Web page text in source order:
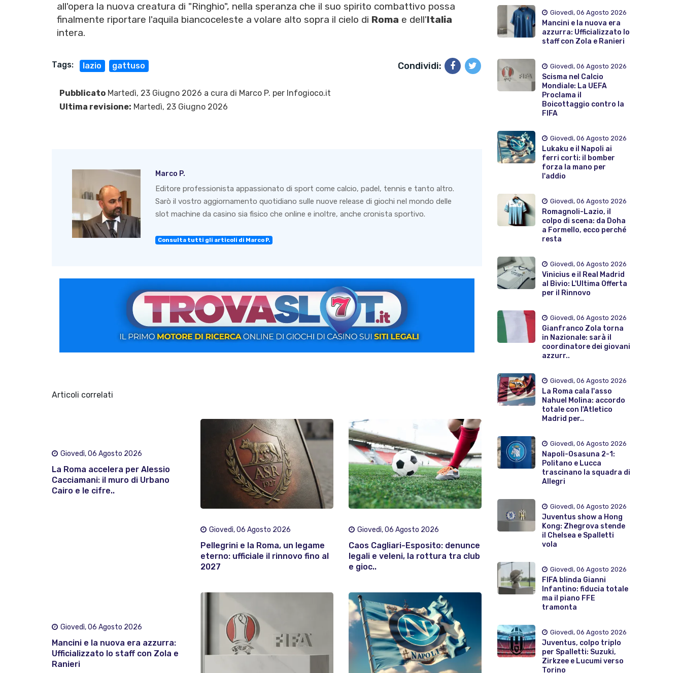
all'opera la nuova creatura di "Ringhio", nella speranza che il suo spirito combattivo possa
finalmente riportare l'aquila biancoceleste a volare alto sopra il cielo di Roma e dell'Italia
intera.
Tags: lazio gattuso Condividi:
Pubblicato Martedì, 23 Giugno 2026 a cura di Marco P. per Infogioco.it
Ultima revisione: Martedì, 23 Giugno 2026
Marco P.
Editore professionista appassionato di sport come calcio, padel, tennis e tanto altro.
Sarò il vostro aggiornamento quotidiano sulle nuove release di giochi nel mondo delle
slot machine da casino sia fisico che online e inoltre, anche cronista sportivo.
Consulta tutti gli articoli di Marco P.
Articoli correlati
Giovedì, 06 Agosto 2026
La Roma accelera per Alessio
Cacciamani: il muro di Urbano
Cairo e le cifre..
Giovedì, 06 Agosto 2026
Pellegrini e la Roma, un legame
eterno: ufficiale il rinnovo fino al
2027
Giovedì, 06 Agosto 2026
Caos Cagliari-Esposito: denunce
legali e veleni, la rottura tra club
e gioc..
Giovedì, 06 Agosto 2026
Mancini e la nuova era azzurra:
Ufficializzato lo staff con Zola e
Ranieri
Giovedì, 06 Agosto 2026
Mancini e la nuova era
azzurra: Ufficializzato lo
staff con Zola e Ranieri
Giovedì, 06 Agosto 2026
Scisma nel Calcio
Mondiale: La UEFA
Proclama il
Boicottaggio contro la
FIFA
Giovedì, 06 Agosto 2026
Lukaku e il Napoli ai
ferri corti: il bomber
forza la mano per
l'addio
Giovedì, 06 Agosto 2026
Romagnoli-Lazio, il
colpo di scena: da Doha
a Formello, ecco perché
resta
Giovedì, 06 Agosto 2026
Vinicius e il Real Madrid
al Bivio: L'Ultima Offerta
per il Rinnovo
Giovedì, 06 Agosto 2026
Gianfranco Zola torna
in Nazionale: sarà il
coordinatore dei giovani
azzurr..
Giovedì, 06 Agosto 2026
La Roma cala l'asso
Nahuel Molina: accordo
totale con l'Atletico
Madrid per..
Giovedì, 06 Agosto 2026
Napoli-Osasuna 2-1:
Politano e Lucca
trascinano la squadra di
Allegri
Giovedì, 06 Agosto 2026
Juventus show a Hong
Kong: Zhegrova stende
il Chelsea e Spalletti
vola
Giovedì, 06 Agosto 2026
FIFA blinda Gianni
Infantino: fiducia totale
ma il piano FFE
tramonta
Giovedì, 06 Agosto 2026
Juventus, colpo triplo
per Spalletti: Suzuki,
Zirkzee e Lucumi verso
Torino